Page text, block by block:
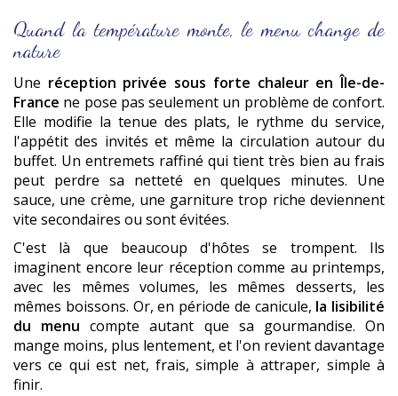
Quand la température monte, le menu change de
nature
Une réception privée sous forte chaleur en Île-de-
France ne pose pas seulement un problème de confort.
Elle modifie la tenue des plats, le rythme du service,
l'appétit des invités et même la circulation autour du
buffet. Un entremets raffiné qui tient très bien au frais
peut perdre sa netteté en quelques minutes. Une
sauce, une crème, une garniture trop riche deviennent
vite secondaires ou sont évitées.
C'est là que beaucoup d'hôtes se trompent. Ils
imaginent encore leur réception comme au printemps,
avec les mêmes volumes, les mêmes desserts, les
mêmes boissons. Or, en période de canicule, la lisibilité
du menu compte autant que sa gourmandise. On
mange moins, plus lentement, et l'on revient davantage
vers ce qui est net, frais, simple à attraper, simple à
finir.